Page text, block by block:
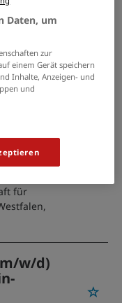
d)
den
für
w/d)
Daten, um
zur
einem Gerät speichern
Inhalte, Anzeigen- und
und